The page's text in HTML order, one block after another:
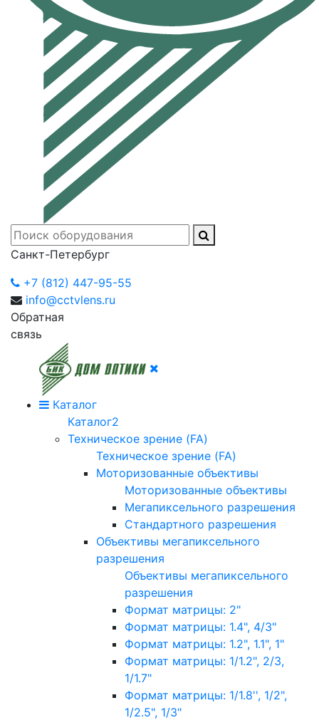
Санкт-Петербург
+7 (812) 447-95-55
info@cctvlens.ru
Обратная
связь
Каталог
Каталог2
Техническое зрение (FA)
Техническое зрение (FA)
Моторизованные объективы
Моторизованные объективы
Мегапиксельного разрешения
Стандартного разрешения
Объективы мегапиксельного
разрешения
Объективы мегапиксельного
разрешения
Формат матрицы: 2"
Формат матрицы: 1.4", 4/3"
Формат матрицы: 1.2", 1.1", 1"
Формат матрицы: 1/1.2", 2/3,
1/1.7"
Формат матрицы: 1/1.8'', 1/2",
1/2.5", 1/3"